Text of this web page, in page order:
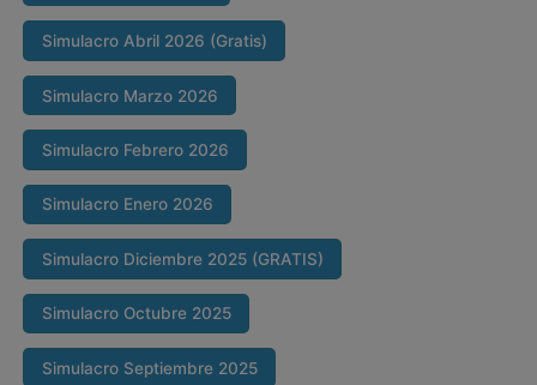
Simulacro Abril 2026 (Gratis)
Simulacro Marzo 2026
Simulacro Febrero 2026
Simulacro Enero 2026
Simulacro Diciembre 2025 (GRATIS)
Simulacro Octubre 2025
Simulacro Septiembre 2025